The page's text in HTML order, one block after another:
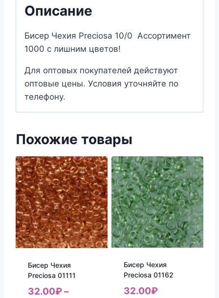
Описание
Бисер Чехия Preciosa 10/0 Ассортимент
1000 с лишним цветов!
Для оптовых покупателей действуют
оптовые цены. Условия уточняйте по
телефону.
Похожие товары
Бисер Чехия
Preciosa 01111
32.00₽–
Бисер Чехия
Preciosa 01162
32.00₽